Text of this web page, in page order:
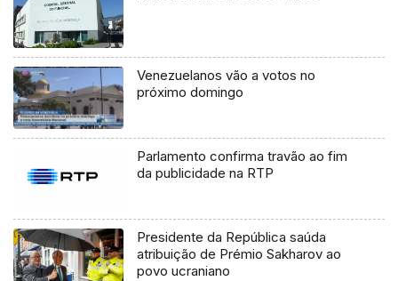
Venezuelanos vão a votos no
próximo domingo
Parlamento confirma travão ao fim
da publicidade na RTP
Presidente da República saúda
atribuição de Prémio Sakharov ao
povo ucraniano